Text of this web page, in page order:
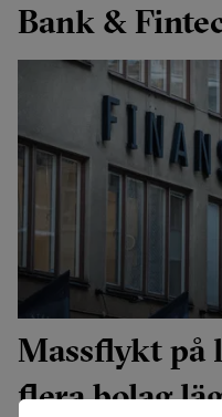
Bank &
Massflykt på
flera bolag